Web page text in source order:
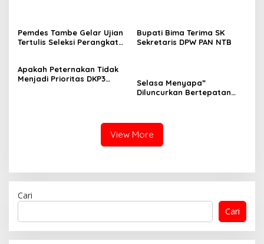
RI ke-80 .
Pemdes Tambe Gelar Ujian
Tertulis Seleksi Perangkat
Bupati Bima Terima SK
Sekretaris DPW PAN NTB
Apakah Peternakan Tidak
Menjadi Prioritas DKP3
Selasa Menyapa”
Diluncurkan Bertepatan
View More
Cari
Cari